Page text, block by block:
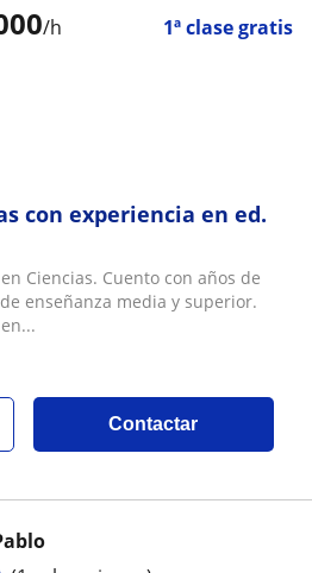
/h 1ª clase gratis
con experiencia en ed.
Ciencias. Cuento con años de
enseñanza media y superior.
Contactar